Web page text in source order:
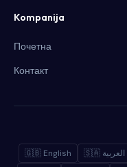
Kompanija
Почетна
Контакт
🇬🇧 English 🇸🇦 العربية